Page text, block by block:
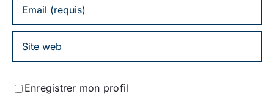
Enregistrer mon profil